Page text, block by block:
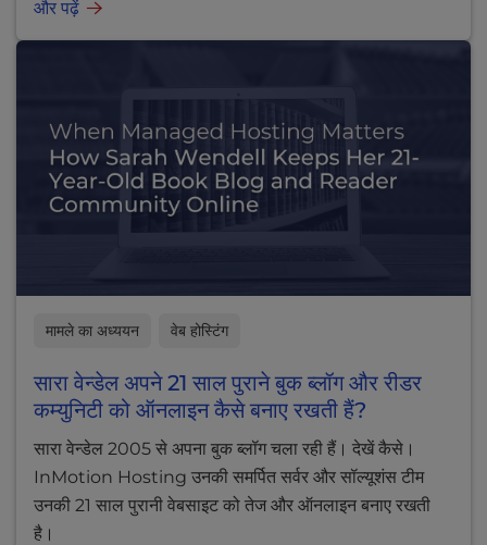
और पढ़ें
मामले का अध्ययन वेब होस्टिंग
सारा वेन्डेल अपने 21 साल पुराने बुक ब्लॉग और रीडर
कम्युनिटी को ऑनलाइन कैसे बनाए रखती हैं?
सारा वेन्डेल 2005 से अपना बुक ब्लॉग चला रही हैं। देखें कैसे।
InMotion Hosting उनकी समर्पित सर्वर और सॉल्यूशंस टीम
उनकी 21 साल पुरानी वेबसाइट को तेज और ऑनलाइन बनाए रखती
है।